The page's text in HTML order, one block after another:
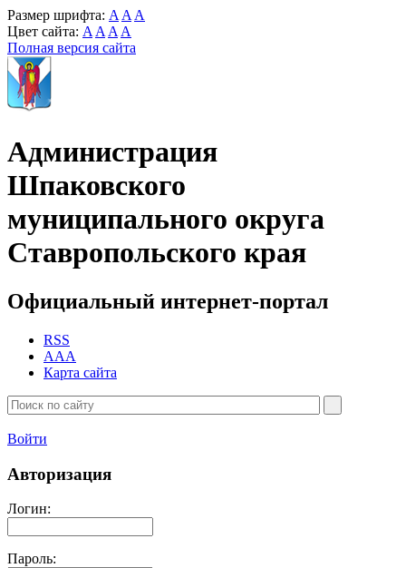
Размер шрифта: A A A
Цвет сайта: A A A A
Полная версия сайта
Администрация
Шпаковского
муниципального округа
Ставропольского края
Официальный интернет-портал
RSS
AAA
Карта сайта
Войти
Авторизация
Логин:
Пароль: